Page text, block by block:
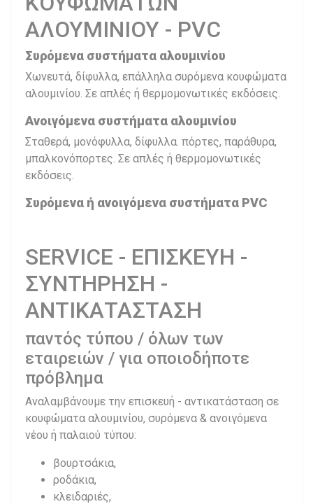
ΑΛΟΥΜΙΝΙΟΥ - PVC
Συρόμενα συστήματα αλουμινίου
Χωνευτά, δίφυλλα, επάλληλα συρόμενα κουφώματα
αλουμινίου. Σε απλές ή θερμομονωτικές εκδόσεις.
Ανοιγόμενα συστήματα αλουμινίου
Σταθερά, μονόφυλλα, δίφυλλα. πόρτες, παράθυρα,
μπαλκονόπορτες. Σε απλές ή θερμομονωτικές
εκδόσεις.
Συρόμενα ή ανοιγόμενα συστήματα PVC
SERVICE - ΕΠΙΣΚΕΥΗ -
ΣΥΝΤΗΡΗΣΗ -
ΑΝΤΙΚΑΤΑΣΤΑΣΗ
παντός τύπου / όλων των
εταιρειών / για οποιοδήποτε
πρόβλημα
Αναλαμβάνουμε την επισκευή - αντικατάσταση σε
κουφώματα αλουμινίου, συρόμενα & ανοιγόμενα
νέου ή παλαιού τύπου:
βουρτσάκια,
ροδάκια,
κλειδαριές,